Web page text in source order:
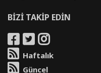
BİZİ TAKİP EDİN
Haftalık
Güncel